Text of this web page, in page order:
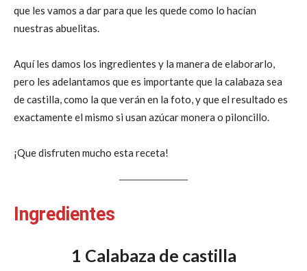
que les vamos a dar para que les quede como lo hacían
nuestras abuelitas.
Aquí les damos los ingredientes y la manera de elaborarlo,
pero les adelantamos que es importante que la calabaza sea
de castilla, como la que verán en la foto, y que el resultado es
exactamente el mismo si usan azúcar monera o piloncillo.
¡Que disfruten mucho esta receta!
Ingredientes
1 Calabaza de castilla